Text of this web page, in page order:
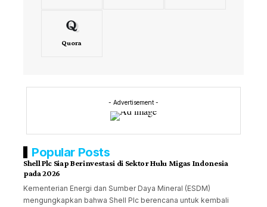
Quora
- Advertisement -
Popular Posts
Shell Plc Siap Berinvestasi di Sektor Hulu Migas Indonesia
pada 2026
Kementerian Energi dan Sumber Daya Mineral (ESDM)
mengungkapkan bahwa Shell Plc berencana untuk kembali